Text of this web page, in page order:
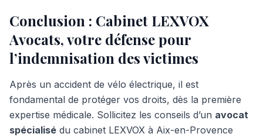
Conclusion : Cabinet LEXVOX
Avocats, votre défense pour
l’indemnisation des victimes
Après un accident de vélo électrique, il est
fondamental de protéger vos droits, dès la première
expertise médicale. Sollicitez les conseils d’un avocat
spécialisé du cabinet LEXVOX à Aix-en-Provence